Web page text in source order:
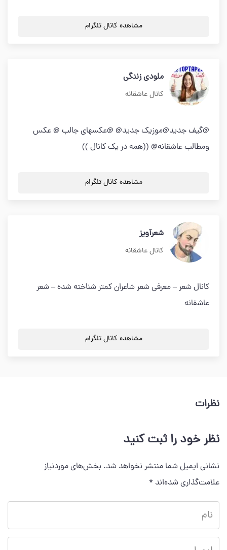
مشاهده کانال تلگرام
ملودی زندگی
کانال عاشقانه
@گیف جدید@موزیک جدید@ @عکسهای جالب @ عکس
ومطالب عاشقانه@ ((همه در یک کانال ))
مشاهده کانال تلگرام
شعرآویز
کانال عاشقانه
کانال شعر – معرفی شعر شاعران کمتر شناخته شده – شعر
عاشقانه
مشاهده کانال تلگرام
نظرات
نظر خود را ثبت کنید
نشانی ایمیل شما منتشر نخواهد شد. بخش‌های موردنیاز
علامت‌گذاری شده‌اند *